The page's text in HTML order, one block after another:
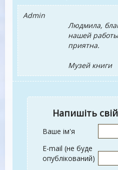
Admin
Людмила,
нашей
приятна.
Музей книги
Напишіть
Ваше ім'я
E-mail (не буде
опублікований)